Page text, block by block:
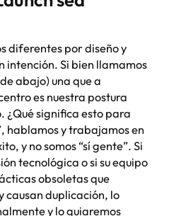
diferentes por diseño y
intención. Si bien llamamos
abajo) una que a
es nuestra postura
¿Qué significa esto para
hablamos y trabajamos en
y no somos “sí gente”. Si
tecnológica o si su equipo
obsoletas que
causan duplicación, lo
y lo guiaremos